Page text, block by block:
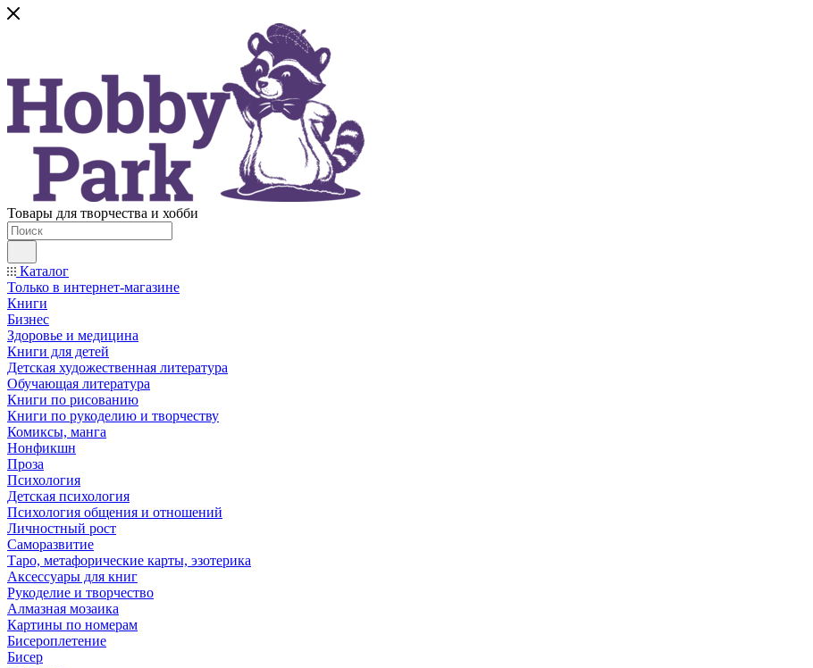
Товары для творчества и хобби
Каталог
Только в интернет-магазине
Книги
Бизнес
Здоровье и медицина
Книги для детей
Детская художественная литература
Обучающая литература
Книги по рисованию
Книги по рукоделию и творчеству
Комиксы, манга
Нонфикшн
Проза
Психология
Детская психология
Психология общения и отношений
Личностный рост
Саморазвитие
Таро, метафорические карты, эзотерика
Аксессуары для книг
Рукоделие и творчество
Алмазная мозаика
Картины по номерам
Бисероплетение
Бисер